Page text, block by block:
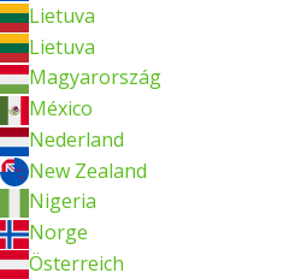
Lietuva
Lietuva
Magyarország
México
Nederland
New Zealand
Nigeria
Norge
Österreich